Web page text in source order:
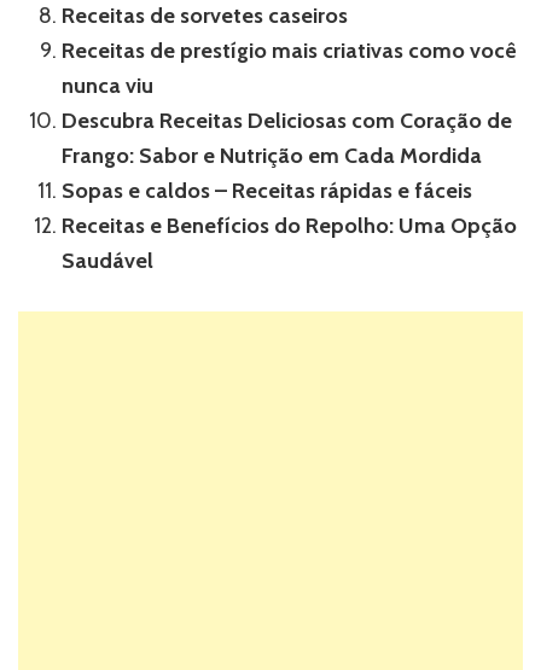
Receitas de sorvetes caseiros
Receitas de prestígio mais criativas como você
nunca viu
Descubra Receitas Deliciosas com Coração de
Frango: Sabor e Nutrição em Cada Mordida
Sopas e caldos – Receitas rápidas e fáceis
Receitas e Benefícios do Repolho: Uma Opção
Saudável